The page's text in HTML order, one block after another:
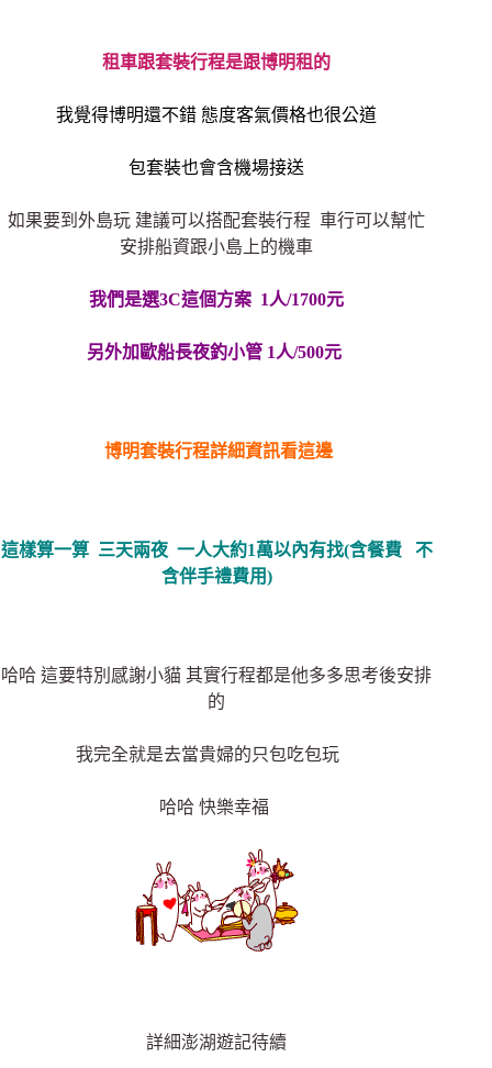
租車跟套裝行程是跟博明租的
我覺得博明還不錯 態度客氣價格也很公道
包套裝也會含機場接送
如果要到外島玩 建議可以搭配套裝行程 車行可以幫忙
安排船資跟小島上的機車
我們是選3C這個方案 1人/1700元
另外加歐船長夜釣小管 1人/500元
博明套裝行程詳細資訊看這邊
這樣算一算 三天兩夜 一人大約1萬以內有找(含餐費 不
含伴手禮費用)
哈哈 這要特別感謝小貓 其實行程都是他多多思考後安排
的
我完全就是去當貴婦的只包吃包玩
哈哈 快樂幸福
詳細澎湖遊記待續